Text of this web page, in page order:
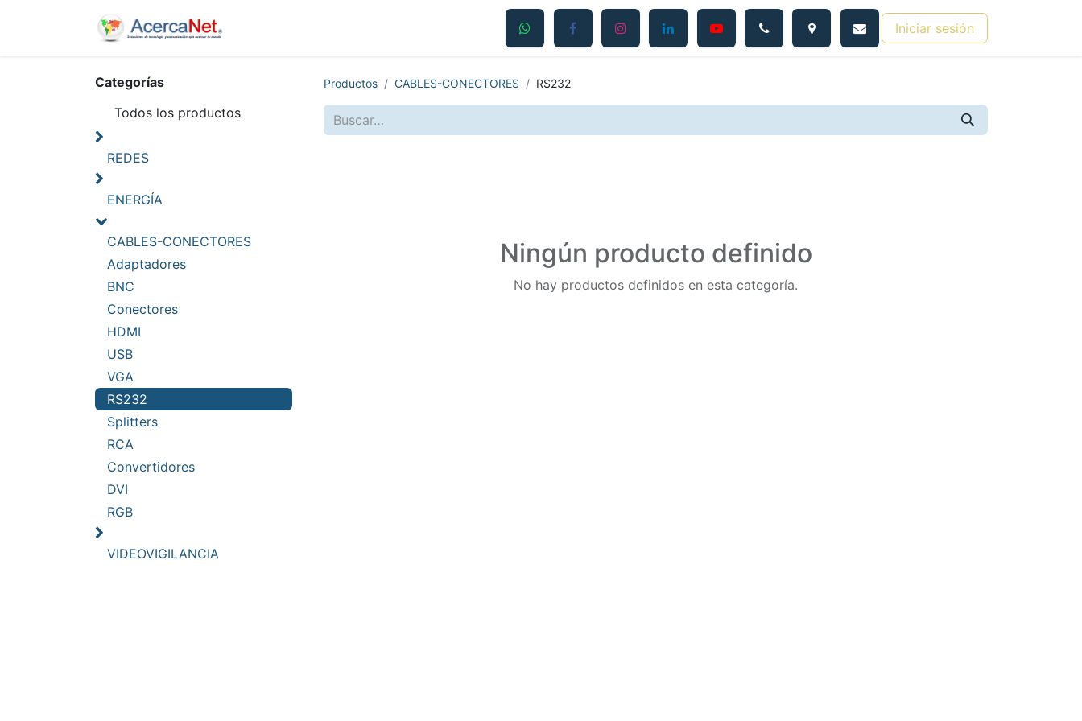
Contáctanos Blog Iniciar sesión
Categorías
Todos los productos
REDES
ENERGÍA
CABLES-CONECTORES
Adaptadores
BNC
Conectores
HDMI
USB
VGA
RS232
Splitters
RCA
Convertidores
DVI
RGB
VIDEOVIGILANCIA
Productos CABLES-CONECTORES RS232
Ningún producto definido
No hay productos definidos en esta categoría.